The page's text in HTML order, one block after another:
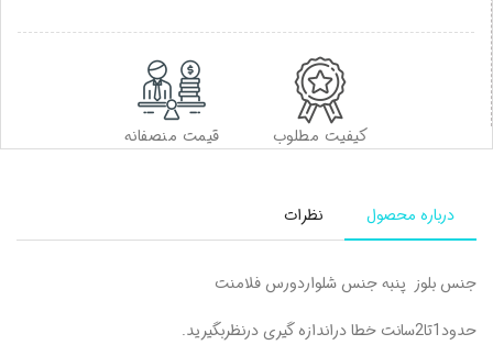
قیمت منصفانه کیفیت مطلوب
درباره محصول نظرات
جنس بلوز پنبه جنس شلواردورس فلامنت
حدود1تا2سانت خطا دراندازه گیری درنظربگیرید.